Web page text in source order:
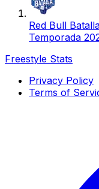
Red Bull
Temporada
Freestyle Stats
Privacy Policy
Terms of